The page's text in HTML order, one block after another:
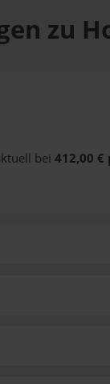
zu
bei 412,00 €